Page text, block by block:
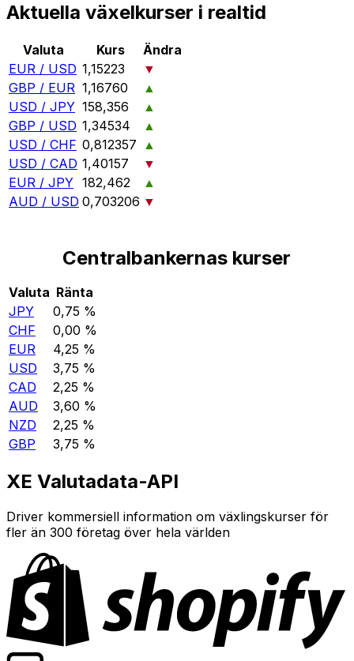
Aktuella växelkurser i realtid
Valuta Kurs
Ändra
EUR / USD 1,15223
▼
GBP / EUR 1,16760
▲
USD / JPY 158,356
▲
GBP / USD 1,34534
▲
USD / CHF 0,812357 ▲
USD / CAD 1,40157
▼
EUR / JPY 182,462
▲
AUD / USD 0,703206 ▼
Centralbankernas kurser
Valuta Ränta
JPY
0,75 %
CHF
0,00 %
EUR
4,25 %
USD
3,75 %
CAD
2,25 %
AUD
3,60 %
NZD
2,25 %
GBP
3,75 %
XE Valutadata-API
Driver kommersiell information om växlingskurser för
fler än 300 företag över hela världen